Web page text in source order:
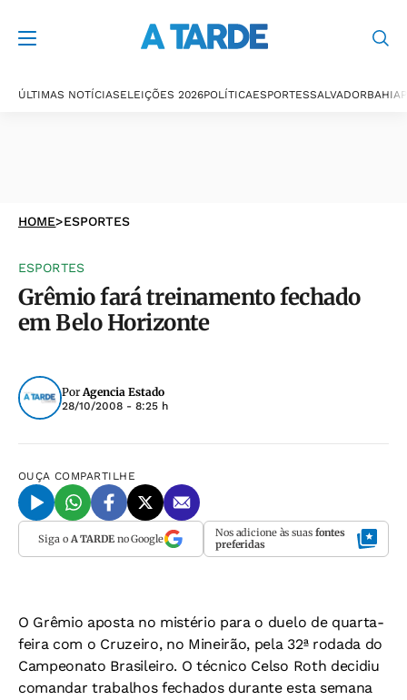
ÚLTIMAS NOTÍCIASELEIÇÕES 2026POLÍTICAESPORTESSALVADORBAHIA
HOME>ESPORTES
ESPORTES
Grêmio fará treinamento fechado
em Belo Horizonte
PorAgencia Estado
28/10/2008 - 8:25 h
OUÇA COMPARTILHE
Siga o A TARDEno Google Nos adicione às suas fontes
preferidas
O Grêmio aposta no mistério para o duelo de quarta-
feira com o Cruzeiro, no Mineirão, pela 32ª rodada do
Campeonato Brasileiro. O técnico Celso Roth decidiu
comandar trabalhos fechados durante esta semana